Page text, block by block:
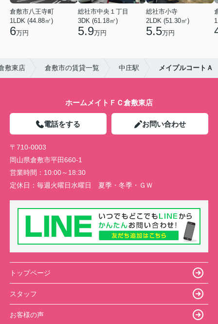
倉敷市八王寺町
1LDK (44.88㎡)
6万円
総社市中央１丁目
3DK (61.18㎡)
5.9万円
総社市小寺
2LDK (51.30㎡)
5.5万円
敷東店 倉敷市の賃貸一覧 中庄駅 メイプルコートＡ
ホームメイトＦＣ倉敷東店
電話をする お問い合わせ
〒710-0003
岡山県倉敷市平田660-1
営業時間： 10:00～18:30
定休日： 毎週火曜日水曜日 夏季・冬季・ＧＷ
トップページ
スタッフ
お客様の声